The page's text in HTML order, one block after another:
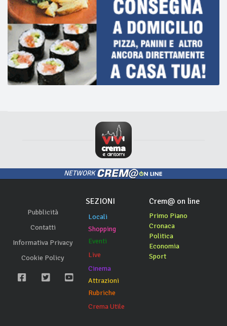
NETWORK
Pubblicità
Contatti
Informativa Privacy
Cookie Policy
SEZIONI
Locali
Shopping
Eventi
Live
Cinema
Attrazioni
Rubriche
Crema Utile
Crem@ on line
Primo Piano
Cronaca
Politica
Economia
Sport